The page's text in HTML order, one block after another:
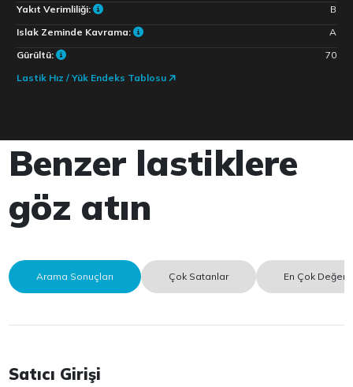
Yakıt Verimliliği:
B
Islak Zeminde Kavrama:
A
Gürültü:
70
Lastik Hız / Yük Endeks Tablosu
Benzer lastiklere
göz atın
Arama Sonuçları Çok Satanlar En Çok
Satıcı Girişi